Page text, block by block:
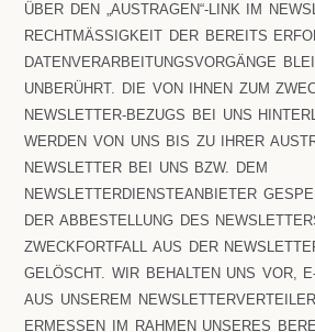
ER DEN „AUSTRAGEN“-LINK IM
CHTMÄSSIGKEIT DER BEREITS
ENVERARBEITUNGSVORGÄNGE BLEIBT
ERÜHRT. DIE VON IHNEN ZUM ZWECKE
SLETTER-BEZUGS BEI UNS
DEN VON UNS BIS ZU IHRER
SLETTER BEI UNS BZW. DEM NEW
SLETTERDIENSTEANBIETER
ABBESTELLUNG DES NEWSLETTERS
CKFORTFALL AUS DER
ÖSCHT. WIR BEHALTEN UNS VOR, E-
UNSEREM NEWSLETTERVERTEILER
ESSEN IM RAHMEN UNSERES